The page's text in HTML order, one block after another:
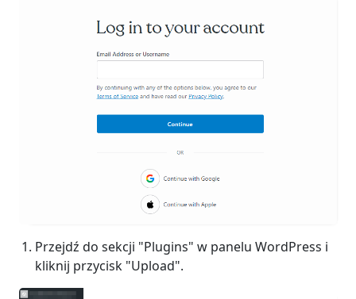
Przejdź do sekcji "Plugins" w panelu WordPress i
kliknij przycisk "Upload".